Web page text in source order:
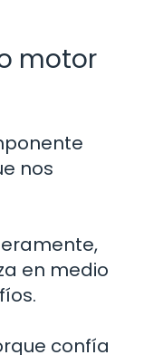
motor
nos
en medio
confía